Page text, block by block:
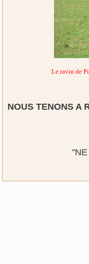
Le ravin de
NOUS TENONS A